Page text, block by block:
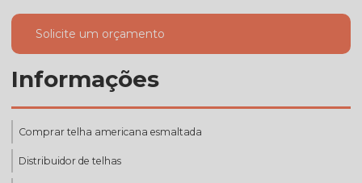
Solicite um orçamento
Informações
Comprar telha americana esmaltada
Distribuidor de telhas